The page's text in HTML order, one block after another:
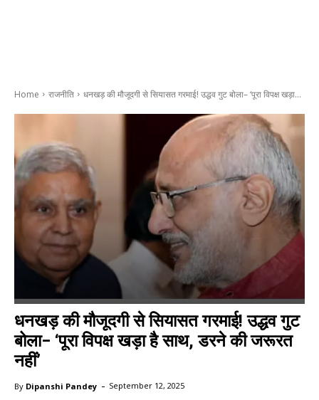
Home राजनीति धनखड़ की मौजूदगी से सियासत गरमाई! उद्धव गुट बोला– ‘पूरा विपक्ष खड़ा...
धनखड़ की मौजूदगी से सियासत गरमाई! उद्धव गुट
बोला– ‘पूरा विपक्ष खड़ा है साथ, डरने की जरूरत
नहीं’
By Dipanshi Pandey - September 12, 2025